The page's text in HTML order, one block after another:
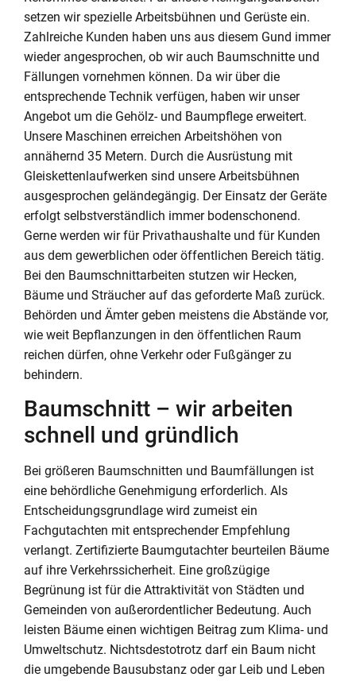
setzen wir spezielle Arbeitsbühnen und Gerüste ein.
Zahlreiche Kunden haben uns aus diesem Gund immer
wieder angesprochen, ob wir auch Baumschnitte und
Fällungen vornehmen können. Da wir über die
entsprechende Technik verfügen, haben wir unser
Angebot um die Gehölz- und Baumpflege erweitert.
Unsere Maschinen erreichen Arbeitshöhen von
annähernd 35 Metern. Durch die Ausrüstung mit
Gleiskettenlaufwerken sind unsere Arbeitsbühnen
ausgesprochen geländegängig. Der Einsatz der Geräte
erfolgt selbstverständlich immer bodenschonend.
Gerne werden wir für Privathaushalte und für Kunden
aus dem gewerblichen oder öffentlichen Bereich tätig.
Bei den Baumschnittarbeiten stutzen wir Hecken,
Bäume und Sträucher auf das geforderte Maß zurück.
Behörden und Ämter geben meistens die Abstände vor,
wie weit Bepflanzungen in den öffentlichen Raum
reichen dürfen, ohne Verkehr oder Fußgänger zu
behindern.
Baumschnitt – wir arbeiten
schnell und gründlich
Bei größeren Baumschnitten und Baumfällungen ist
eine behördliche Genehmigung erforderlich. Als
Entscheidungsgrundlage wird zumeist ein
Fachgutachten mit entsprechender Empfehlung
verlangt. Zertifizierte Baumgutachter beurteilen Bäume
auf ihre Verkehrssicherheit. Eine großzügige
Begrünung ist für die Attraktivität von Städten und
Gemeinden von außerordentlicher Bedeutung. Auch
leisten Bäume einen wichtigen Beitrag zum Klima- und
Umweltschutz. Nichtsdestotrotz darf ein Baum nicht
die umgebende Bausubstanz oder gar Leib und Leben